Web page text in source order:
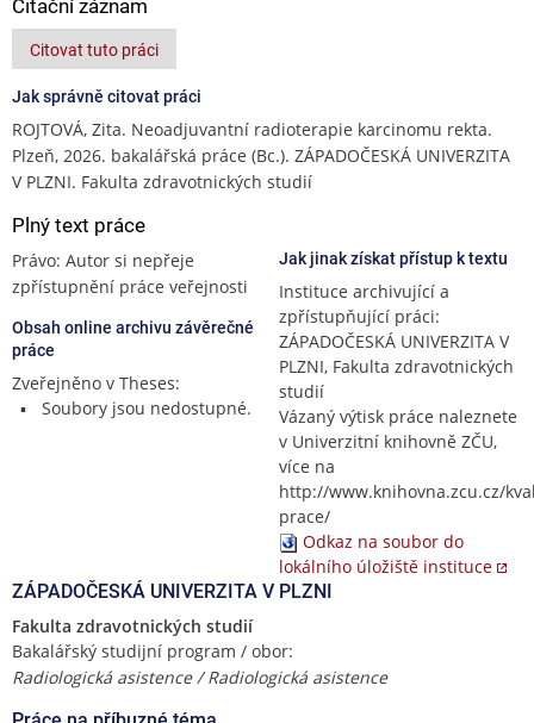
Citační záznam
Citovat tuto práci
Jak správně citovat práci
ROJTOVÁ, Zita. Neoadjuvantní radioterapie karcinomu rekta.
Plzeň, 2026. bakalářská práce (Bc.). ZÁPADOČESKÁ UNIVERZITA
V PLZNI. Fakulta zdravotnických studií
Plný text práce
Právo: Autor si nepřeje
zpřístupnění práce veřejnosti
Obsah online archivu závěrečné
práce
Zveřejněno v Theses:
Soubory jsou nedostupné.
Jak jinak získat přístup k textu
Instituce archivující a
zpřístupňující práci:
ZÁPADOČESKÁ UNIVERZITA V
PLZNI, Fakulta zdravotnických
studií
Vázaný výtisk práce naleznete
v Univerzitní knihovně ZČU,
více na
http://www.knihovna.zcu.cz/
prace/
Odkaz na soubor do
lokálního úložiště instituce
ZÁPADOČESKÁ UNIVERZITA V PLZNI
Fakulta zdravotnických studií
Bakalářský studijní program / obor:
Radiologická asistence / Radiologická asistence